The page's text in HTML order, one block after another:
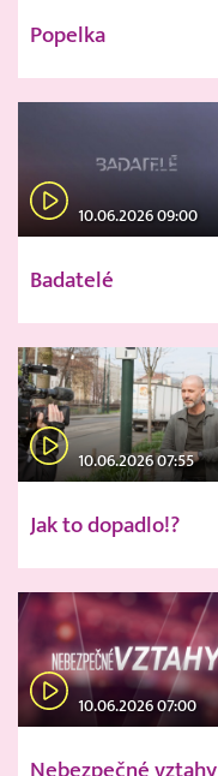
Popelka
10.06.2026 09:00
Badatelé
10.06.2026 07:55
Jak to dopadlo!?
10.06.2026 07:00
Nebezpečné vztahy